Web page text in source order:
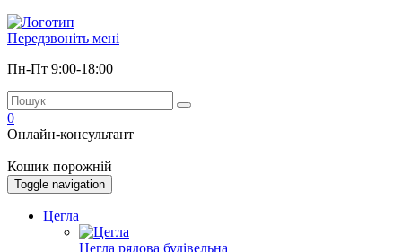
Передзвоніть мені
Пн-Пт 9:00-18:00
0
Онлайн-консультант
Кошик порожній
Toggle navigation
Цегла
Цегла рядова будівельна